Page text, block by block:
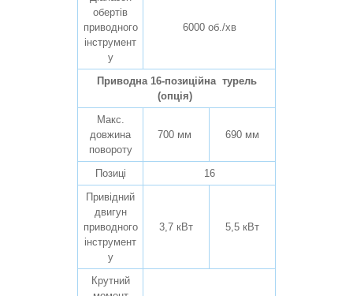
обертів
приводного
інструмент
у
6000 об./хв
Приводна 16-позиційна турель
(опція)
Макс.
довжина
повороту
700 мм 690 мм
Позиці
16
Привідний
двигун
приводного
інструмент
у
3,7 кВт 5,5 кВт
Крутний